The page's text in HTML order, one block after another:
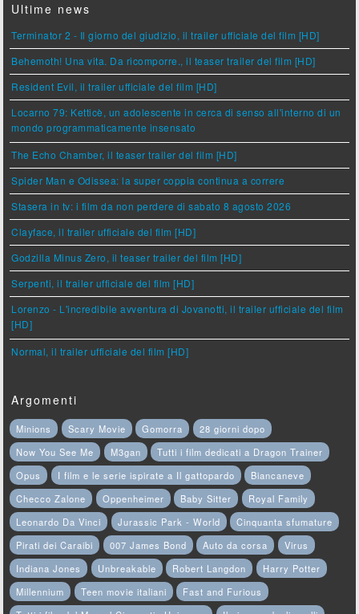
Ultime news
Terminator 2 - Il giorno del giudizio, il trailer ufficiale del film [HD]
Behemoth! Una vita. Da ricomporre., il teaser trailer del film [HD]
Resident Evil, il trailer ufficiale del film [HD]
Locarno 79: Ketticè, un adolescente in cerca di senso all'interno di un
mondo programmaticamente insensato
The Echo Chamber, il teaser trailer del film [HD]
Spider Man e Odissea: la super coppia continua a correre
Stasera in tv: i film da non perdere di sabato 8 agosto 2026
Clayface, il trailer ufficiale del film [HD]
Godzilla Minus Zero, il teaser trailer del film [HD]
Serpenti, il trailer ufficiale del film [HD]
Lorenzo - L'incredibile avventura di Jovanotti, il trailer ufficiale del film
[HD]
Normal, il trailer ufficiale del film [HD]
Argomenti
Minions Scary Movie Gomorra
28 giorni dopo
Now You See Me
M3gan
Tutti i film dedicati a Dragon Trainer
Opus
I film e le serie ispirate a Il gattopardo
Biancaneve
Checco Zalone
Oppenheimer Baby Sitter
Royal Family
Leonardo Da Vinci
Jurassic Park - World
Cinquanta sfumature
Pirati dei Caraibi
007 James Bond Auto da corsa
Virus
Indiana Jones
Unbreakable Robert Langdon
Harry Potter
Millennium
Teen movie italiani
Fast and Furious